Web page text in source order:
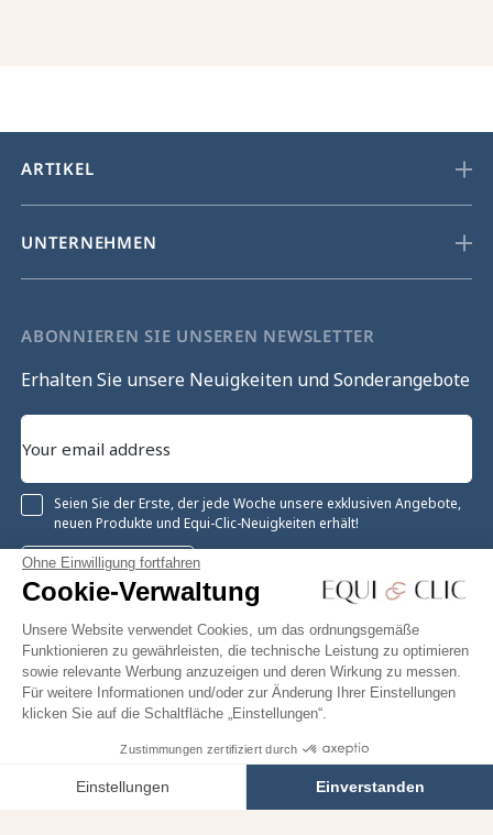
Ohne Einwilligung fortfahren
Cookie-Verwaltung
Unsere Website verwendet Cookies, um das ordnungsgemäße
Funktionieren zu gewährleisten, die technische Leistung zu optimieren
sowie relevante Werbung anzuzeigen und deren Wirkung zu messen.
Für weitere Informationen und/oder zur Änderung Ihrer Einstellungen
klicken Sie auf die Schaltfläche „Einstellungen“.
Zustimmungen zertifiziert durch
Einstellungen Einverstanden
Ausverkauft
ARTIKEL
UNTERNEHMEN
ABONNIEREN SIE UNSEREN NEWSLETTER
Erhalten Sie unsere Neuigkeiten und Sonderangebote
Seien Sie der Erste, der jede Woche unsere exklusiven Angebote,
neuen Produkte und Equi-Clic-Neuigkeiten erhält!
Registrieren
Facebook Twitter
YouTube
Pinterest
Instagram
Equiclic © 2026